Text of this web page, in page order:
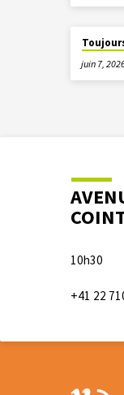
juin 7,
10h30
+41 22